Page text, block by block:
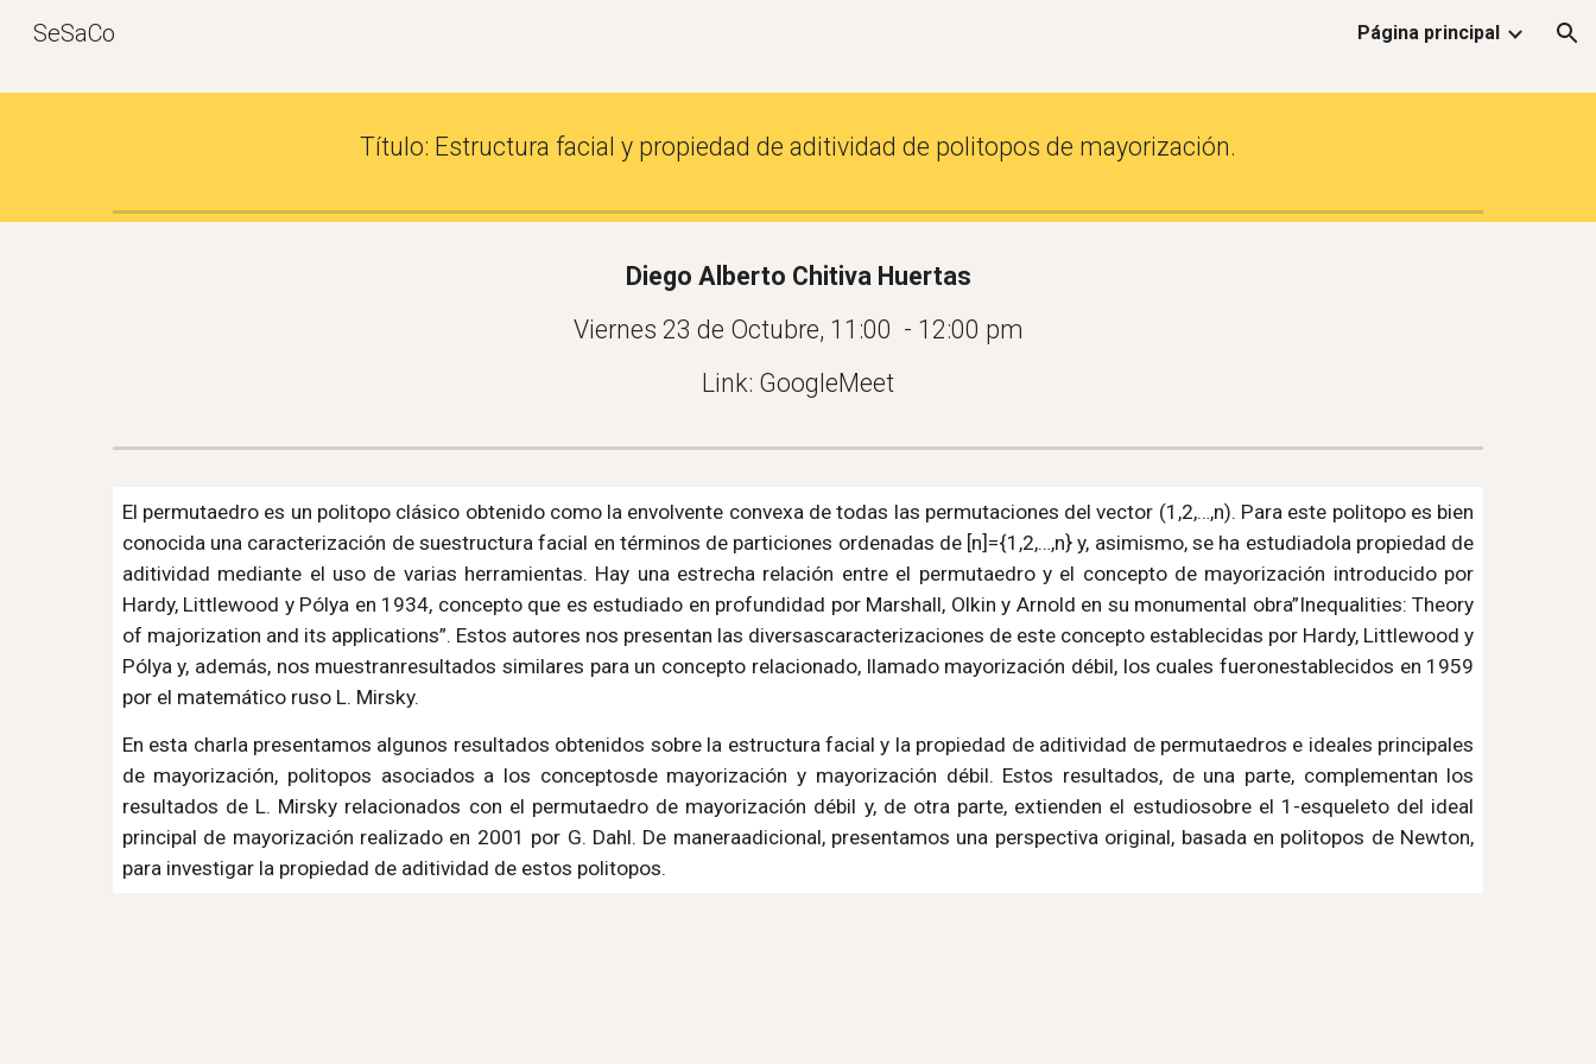
SeSaCo Página principal
Título: Estructura facial y propiedad de aditividad de politopos de mayorización.
Diego Alberto Chitiva Huertas
Viernes 23 de Octubre, 11:00  - 12:00 pm
Link: GoogleMeet
El permutaedro es un politopo clásico obtenido como la envolvente convexa de todas las permutaciones del vector (1,2,…,n). Para este politopo es bien
conocida una caracterización de suestructura facial en términos de particiones ordenadas de [n]={1,2,…,n} y, asimismo, se ha estudiadola propiedad de
aditividad mediante el uso de varias herramientas. Hay una estrecha relación entre el permutaedro y el concepto de mayorización introducido por
Hardy, Littlewood y Pólya en 1934, concepto que es estudiado en profundidad por Marshall, Olkin y Arnold en su monumental obra”Inequalities: Theory
of majorization and its applications”. Estos autores nos presentan las diversascaracterizaciones de este concepto establecidas por Hardy, Littlewood y
Pólya y, además, nos muestranresultados similares para un concepto relacionado, llamado mayorización débil, los cuales fueronestablecidos en 1959
por el matemático ruso L. Mirsky.
En esta charla presentamos algunos resultados obtenidos sobre la estructura facial y la propiedad de aditividad de permutaedros e ideales principales
de mayorización, politopos asociados a los conceptosde mayorización y mayorización débil. Estos resultados, de una parte, complementan los
resultados de L. Mirsky relacionados con el permutaedro de mayorización débil y, de otra parte, extienden el estudiosobre el 1-esqueleto del ideal
principal de mayorización realizado en 2001 por G. Dahl. De maneraadicional, presentamos una perspectiva original, basada en politopos de Newton,
para investigar la propiedad de aditividad de estos politopos.